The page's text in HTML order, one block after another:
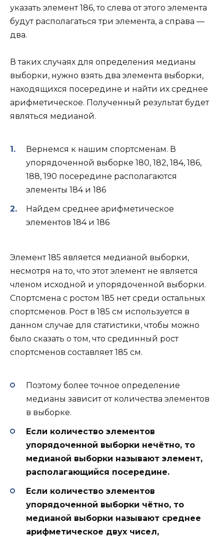
указать элемент 186, то слева от этого элемента
будут располагаться три элемента, а справа —
два.
В таких случаях для определения медианы
выборки, нужно взять два элемента выборки,
находящихся посередине и найти их среднее
арифметическое. Полученный результат будет
являться медианой.
Вернемся к нашим спортсменам. В
упорядоченной выборке 180, 182, 184, 186,
188, 190 посередине располагаются
элементы 184 и 186
Найдем среднее арифметическое
элементов 184 и 186
Элемент 185 является медианой выборки,
несмотря на то, что этот элемент не является
членом исходной и упорядоченной выборки.
Спортсмена с ростом 185 нет среди остальных
спортсменов. Рост в 185 см используется в
данном случае для статистики, чтобы можно
было сказать о том, что срединный рост
спортсменов составляет 185 см.
Поэтому более точное определение
медианы зависит от количества элементов
в выборке.
Если количество элементов
упорядоченной выборки нечётно, то
медианой выборки называют элемент,
располагающийся посередине.
Если количество элементов
упорядоченной выборки чётно, то
медианой выборки называют среднее
арифметическое двух чисел,